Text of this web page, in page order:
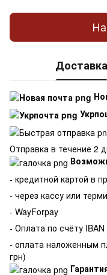
Доставка
Отправка в течение 2
- кредитной картой в
- через кассу или
- WayForpay
- Оплата по счёту IBAN
- оплата наложенным
грн)